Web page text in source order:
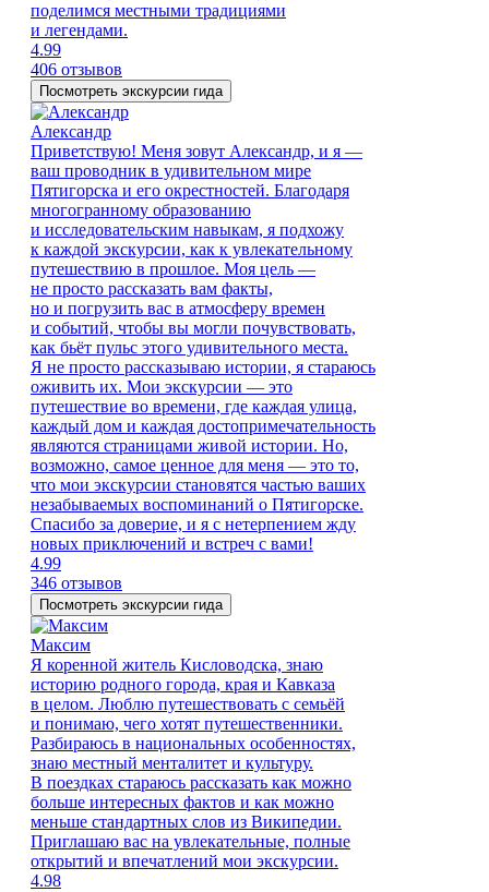
поделимся местными традициями
и легендами.
4.99
406 отзывов
Посмотреть экскурсии гида
Александр
Приветствую! Меня зовут Александр, и я —
ваш проводник в удивительном мире
Пятигорска и его окрестностей. Благодаря
многогранному образованию
и исследовательским навыкам, я подхожу
к каждой экскурсии, как к увлекательному
путешествию в прошлое. Моя цель —
не просто рассказать вам факты,
но и погрузить вас в атмосферу времен
и событий, чтобы вы могли почувствовать,
как бьёт пульс этого удивительного места.
Я не просто рассказываю истории, я стараюсь
оживить их. Мои экскурсии — это
путешествие во времени, где каждая улица,
каждый дом и каждая достопримечательность
являются страницами живой истории. Но,
возможно, самое ценное для меня — это то,
что мои экскурсии становятся частью ваших
незабываемых воспоминаний о Пятигорске.
Спасибо за доверие, и я с нетерпением жду
новых приключений и встреч с вами!
4.99
346 отзывов
Посмотреть экскурсии гида
Максим
Я коренной житель Кисловодска, знаю
историю родного города, края и Кавказа
в целом. Люблю путешествовать с семьёй
и понимаю, чего хотят путешественники.
Разбираюсь в национальных особенностях,
знаю местный менталитет и культуру.
В поездках стараюсь рассказать как можно
больше интересных фактов и как можно
меньше стандартных слов из Википедии.
Приглашаю вас на увлекательные, полные
открытий и впечатлений мои экскурсии.
4.98